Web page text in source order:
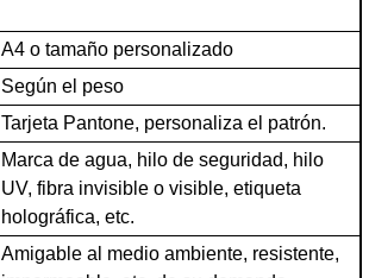
A4 o tamaño personalizado
Según el peso
Tarjeta Pantone, personaliza el patrón.
Marca de agua, hilo de seguridad, hilo
UV, fibra invisible o visible, etiqueta
holográfica, etc.
Amigable al medio ambiente, resistente,